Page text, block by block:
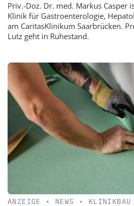
Priv.-Doz. Dr. med. Markus Casper
Klinik für Gastroenterologie,
am CaritasKlinikum Saarbrücken.
Lutz geht in Ruhestand.
ANZEIGE • NEWS • KLINIKBAU